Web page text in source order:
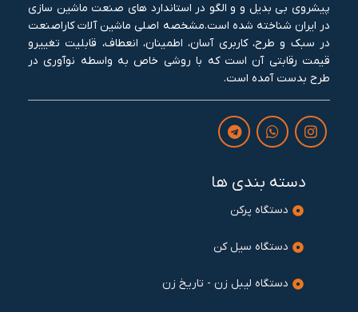
پیشروی بی بدیل و و الگو در استاندارد های صنعت ماشین سازی
در ایران شناخته شده است.مشخصه اصلی ماشین آلات کاراصنعت
در سبک و طرح، کاربری آسان، اطمینان، انعطاف، قابلیت تغییرو
قیمت رقابتی آن است که با روشی خاص به واسطه نوآوری در
طرح بدست آمده است.
دسته بندی ها
دستگاه پرکن
دستگاه سیل کن
دستگاه لیبل زن - تاریخ زن